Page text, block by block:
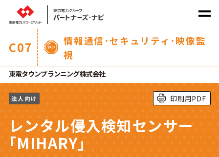
サービス カテゴリ から探す
C07
情報通信･セキュリティ･映像監
視
東電タウンプランニング株式会社
法人向け 印刷用PDF
レンタル侵入検知センサー
｢MIHARY｣